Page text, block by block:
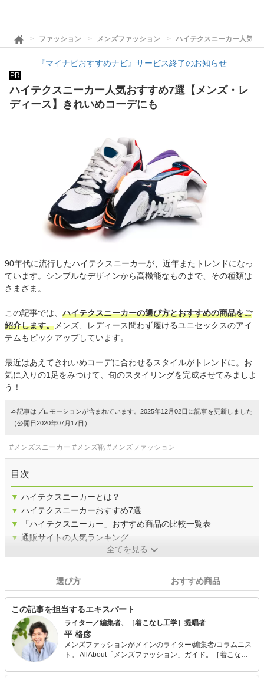
ファッション メンズファッション ハイテクスニーカー人気お
『マイナビおすすめナビ』サービス終了のお知らせ
PR
ハイテクスニーカー人気おすすめ7選【メンズ・レ
ディース】きれいめコーデにも
90年代に流行したハイテクスニーカーが、近年またトレンドになっ
ています。シンプルなデザインから高機能なものまで、その種類は
さまざま。
この記事では、ハイテクスニーカーの選び方とおすすめの商品をご
紹介します。 メンズ、レディース問わず履けるユニセックスのアイ
テムもピックアップしています。
最近はあえてきれいめコーデに合わせるスタイルがトレンドに。お
気に入りの1足をみつけて、旬のスタイリングを完成させてみましよ
う！
本記事はプロモーションが含まれています。2025年12月02日に記事を更新しました
（公開日2020年07月17日）
#メンズスニーカー #メンズ靴 #メンズファッション
目次
▼ ハイテクスニーカーとは？
▼ ハイテクスニーカーおすすめ7選
▼
「ハイテクスニーカー」おすすめ商品の比較一覧表
▼ 通販サイトの人気ランキング
全てを見る
選び方 おすすめ商品
この記事を担当するエキスパート
ライター／編集者、［着こなし工学］提唱者
平 格彦
メンズファッションがメインのライター/編集者/コラムニス
ト。 AllAbout「メンズファッション」ガイド。［着こなし
ソムリエの資格も保有。 出版社から独立後、70ほどのメデ